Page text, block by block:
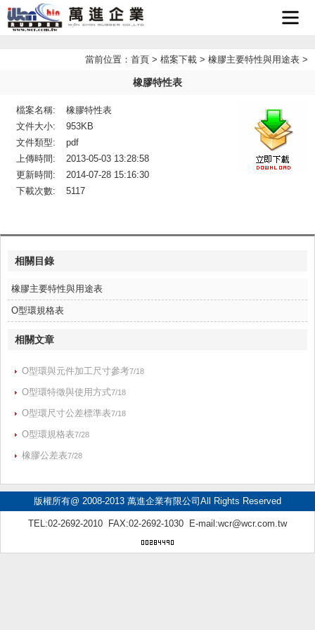
最新消
產品介
當前位置： 首頁 > 檔案下載 > 橡膠主要特性與用途表 >
橡膠特性表
檔案名稱:
橡膠特性表
文件大小:
953KB
文件類型:
pdf
上傳時間:
2013-05-03 13:28:58
更新時間:
2014-07-28 15:16:30
下載次數:
5117
相關目錄
橡膠主要特性與用途表
O型環規格表
相關文章
O型環與元件加工尺寸參考7/18
O型環特徵與使用方式7/18
O型環尺寸公差標準表7/18
O型環規格表7/28
橡膠公差表7/28
版權所有@ 2008-2013 萬進企業有限公司All Rights Reserved
TEL:02-2692-2010 FAX:02-2692-1030 E-mail:wcr@wcr.com.tw